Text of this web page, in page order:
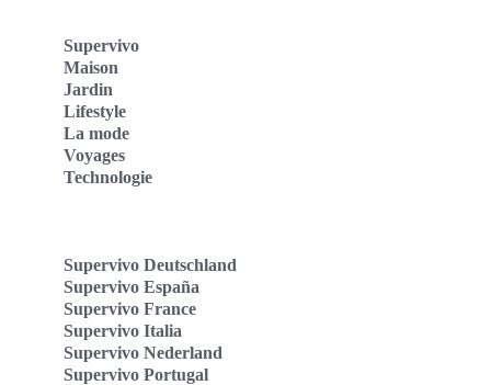
Supervivo
Maison
Jardin
Lifestyle
La mode
Voyages
Technologie
Supervivo Deutschland
Supervivo España
Supervivo France
Supervivo Italia
Supervivo Nederland
Supervivo Portugal